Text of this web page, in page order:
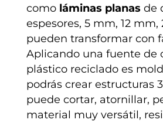
como láminas planas de
espesores, 5 mm, 12
pueden transformar con
Aplicando una fuente de
plástico reciclado es
podrás crear estructuras
puede cortar, atornillar,
material muy versátil,